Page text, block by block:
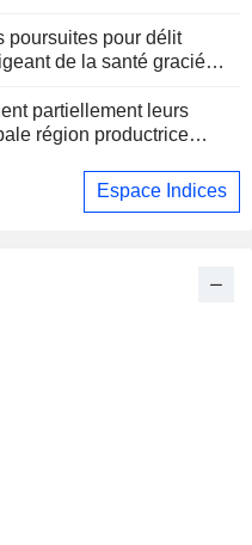
poursuites pour délit
de la santé gracié
partiellement leurs
région productrice
Espace Indices